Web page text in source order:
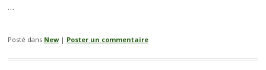
…
Posté dans New | Poster un commentaire